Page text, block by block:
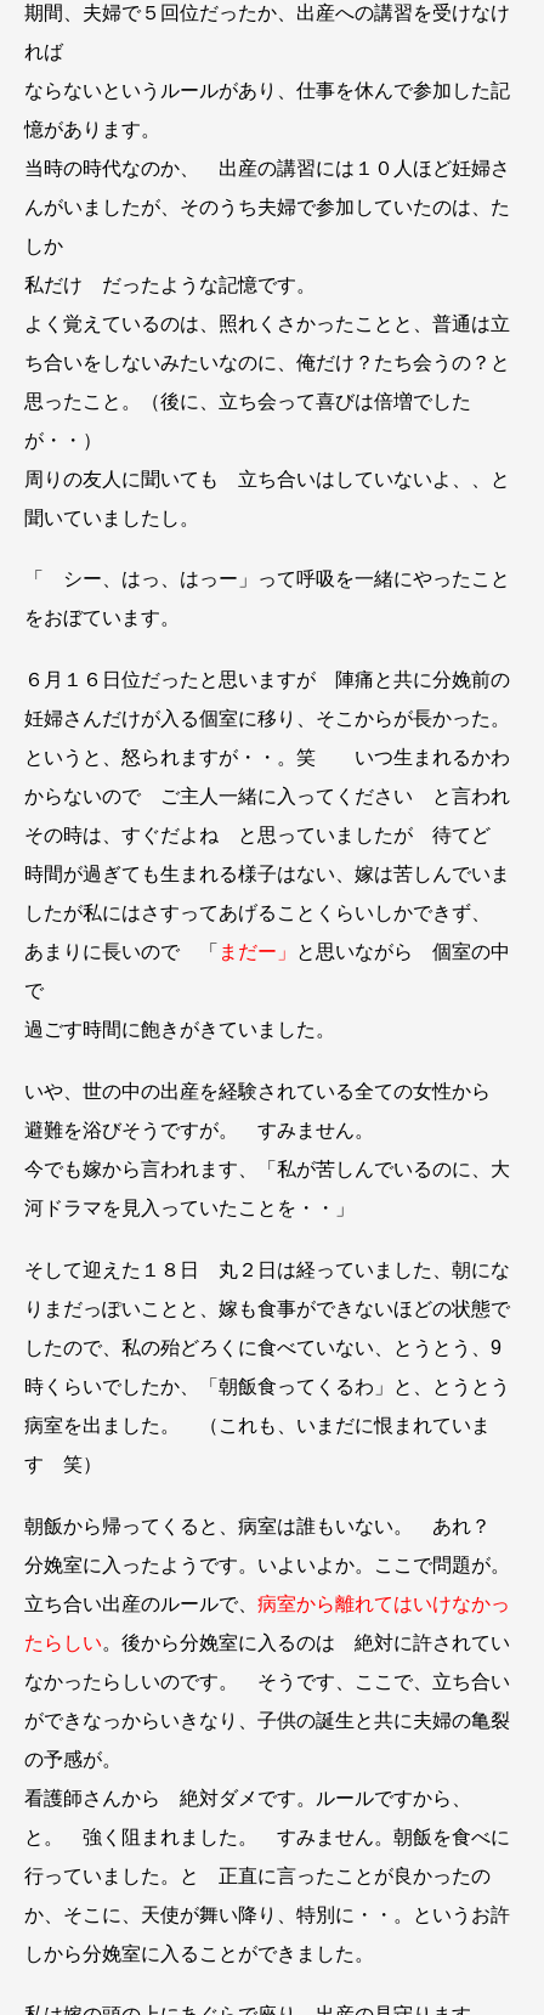
期間、夫婦で５回位だったか、出産への講習を受けなけ
れば
ならないというルールがあり、仕事を休んで参加した記
憶があります。
当時の時代なのか、 出産の講習には１０人ほど妊婦さ
んがいましたが、そのうち夫婦で参加していたのは、た
しか
私だけ だったような記憶です。
よく覚えているのは、照れくさかったことと、普通は立
ち合いをしないみたいなのに、俺だけ？たち会うの？と
思ったこと。（後に、立ち会って喜びは倍増でした
が・・）
周りの友人に聞いても 立ち合いはしていないよ、、と
聞いていましたし。
「 シー、はっ、はっー」って呼吸を一緒にやったこと
をおぼています。
６月１６日位だったと思いますが 陣痛と共に分娩前の
妊婦さんだけが入る個室に移り、そこからが長かった。
というと、怒られますが・・。笑 いつ生まれるかわ
からないので ご主人一緒に入ってください と言われ
その時は、すぐだよね と思っていましたが 待てど
時間が過ぎても生まれる様子はない、嫁は苦しんでいま
したが私にはさすってあげることくらいしかできず、
あまりに長いので 「 まだー」
と思いながら 個室の中
で
過ごす時間に飽きがきていました。
いや、世の中の出産を経験されている全ての女性から
避難を浴びそうですが。 すみません。
今でも嫁から言われます、「私が苦しんでいるのに、大
河ドラマを見入っていたことを・・」
そして迎えた１８日 丸２日は経っていました、朝にな
りまだっぽいことと、嫁も食事ができないほどの状態で
したので、私の殆どろくに食べていない、とうとう、9
時くらいでしたか、「朝飯食ってくるわ」と、とうとう
病室を出ました。 （これも、いまだに恨まれていま
す 笑）
朝飯から帰ってくると、病室は誰もいない。 あれ？
分娩室に入ったようです。いよいよか。ここで問題が。
立ち合い出産のルールで、 病室から離れてはいけなかっ
たらしい。後から分娩室に入るのは 絶対に許されてい
なかったらしいのです。 そうです、ここで、立ち合い
ができなっからいきなり、子供の誕生と共に夫婦の亀裂
の予感が。
看護師さんから 絶対ダメです。ルールですから、
と。 強く阻まれました。 すみません。朝飯を食べに
行っていました。と 正直に言ったことが良かったの
か、そこに、天使が舞い降り、特別に・・。というお許
しから分娩室に入ることができました。